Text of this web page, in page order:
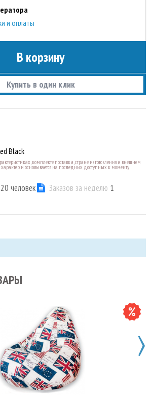
и оплаты
В корзину
Купить в один клик
Black
комплекте поставки, стране изготовления и внешнем
и основывается на последних доступных к моменту
20 человек Заказов за неделю 1